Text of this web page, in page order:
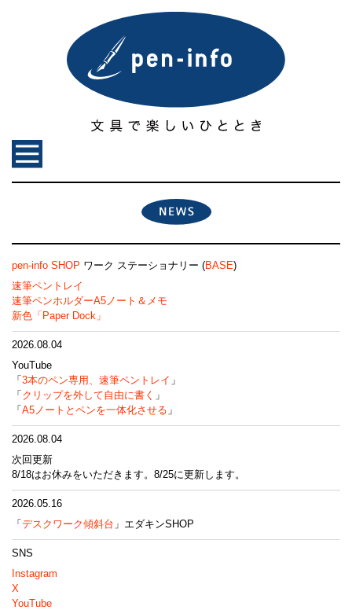
pen-info SHOP ワーク ステーショナリー (BASE)
速筆ペントレイ
速筆ペンホルダーA5ノート＆メモ
新色「Paper Dock」
2026.08.04
YouTube
「 3本のペン専用、速筆ペントレイ 」
「 クリップを外して自由に書く 」
「 A5ノートとペンを一体化させる 」
2026.08.04
次回更新
8/18はお休みをいただきます。8/25に更新します。
2026.05.16
「 デスクワーク傾斜台 」エダキンSHOP
SNS
Instagram
X
YouTube